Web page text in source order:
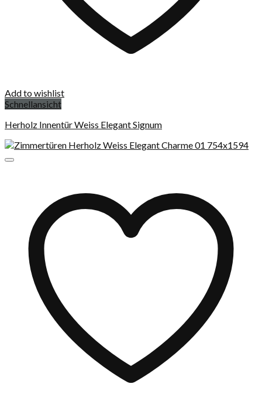
Add to wishlist
Schnellansicht
Herholz Innentür Weiss Elegant Signum